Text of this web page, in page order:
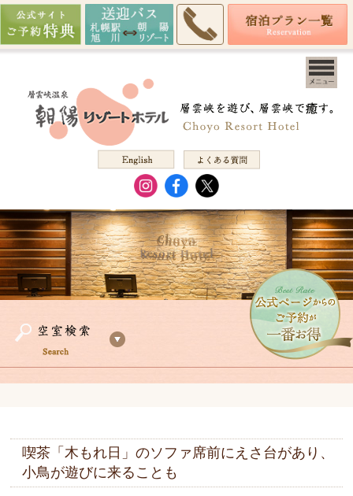
喫茶「木もれ日」のソファ席前にえさ台があり、
小鳥が遊びに来ることも